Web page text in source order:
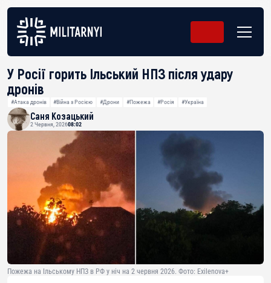
У Росії горить Ільський НПЗ після удару
дронів
#Атака дронів #Війна з Росією #Дрони #Пожежа #Росія #Україна
Саня Козацький
2 Червня, 202608:02
Пожежа на Ільському НПЗ в РФ у ніч на 2 червня 2026. Фото: Exilenova+